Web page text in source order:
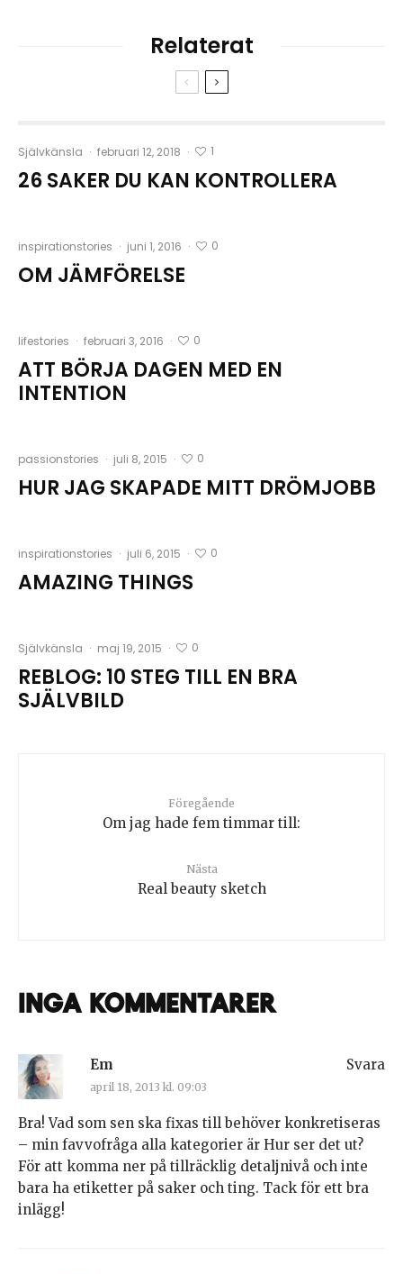
Relaterat
Självkänsla · februari 12, 2018 · 1
26 SAKER DU KAN KONTROLLERA
inspirationstories · juni 1, 2016 · 0
OM JÄMFÖRELSE
lifestories · februari 3, 2016 · 0
ATT BÖRJA DAGEN MED EN
INTENTION
passionstories · juli 8, 2015 · 0
HUR JAG SKAPADE MITT DRÖMJOBB
inspirationstories · juli 6, 2015 · 0
AMAZING THINGS
Självkänsla · maj 19, 2015 · 0
REBLOG: 10 STEG TILL EN BRA
SJÄLVBILD
Föregående
Om jag hade fem timmar till:
Nästa
Real beauty sketch
Inga kommentarer
Em
april 18, 2013 kl. 09:03
Bra! Vad som sen ska fixas till behöver konkretiseras
– min favvofråga alla kategorier är Hur ser det ut?
För att komma ner på tillräcklig detaljnivå och inte
bara ha etiketter på saker och ting. Tack för ett bra
inlägg!
Svara